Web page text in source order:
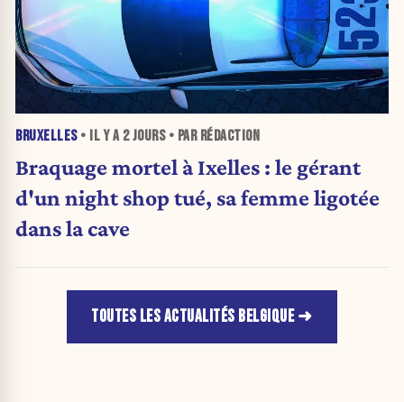
BRUXELLES• IL Y A 2 JOURS• PAR RÉDACTION
Braquage mortel à Ixelles : le gérant
d'un night shop tué, sa femme ligotée
dans la cave
TOUTES LES ACTUALITÉS BELGIQUE